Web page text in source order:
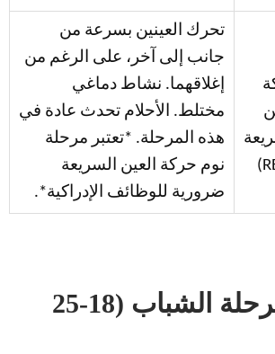
تحرك العينين بسرعة من
جانب إلى آخر، على الرغم من
إغلاقهما. نشاط دماغي
مختلط. الأحلام تحدث عادة في
هذه المرحلة. *تعتبر مرحلة
نوم حركة العين السريعة
ضرورية للوظائف الإدراكية*.
النوم في مرحلة الشباب (18-25